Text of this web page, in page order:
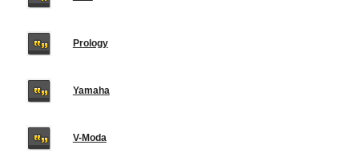
Prology
Yamaha
V-Moda